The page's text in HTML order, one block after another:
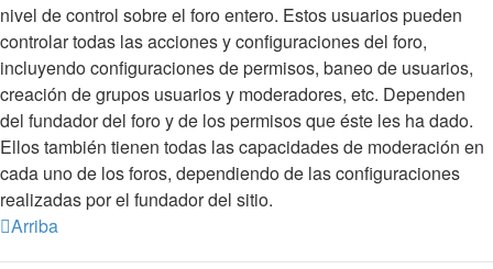
nivel de control sobre el foro entero. Estos usuarios pueden
controlar todas las acciones y configuraciones del foro,
incluyendo configuraciones de permisos, baneo de usuarios,
creación de grupos usuarios y moderadores, etc. Dependen
del fundador del foro y de los permisos que éste les ha dado.
Ellos también tienen todas las capacidades de moderación en
cada uno de los foros, dependiendo de las configuraciones
realizadas por el fundador del sitio.
Arriba